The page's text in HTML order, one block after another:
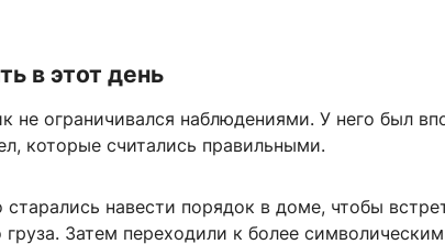
в этот день
не ограничивался наблюдениями. У него был
которые считались правильными.
навести порядок в доме, чтобы
груза. Затем переходили к более символическим